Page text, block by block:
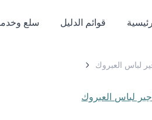
قوائم الدليل سلع
لباس العبروك